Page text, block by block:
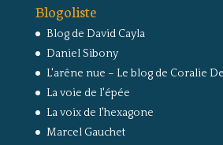
Blogoliste
Blog de David Cayla
Daniel Sibony
L'arêne nue – Le blog de Coralie
La voie de l'épée
La voix de l'hexagone
Marcel Gauchet